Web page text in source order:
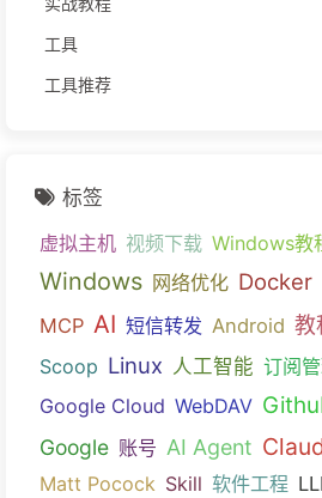
工具
工具推荐
标签
虚拟主机 视频下载 Windows教
Windows 网络优化 Docker
MCP AI 短信转发 Android 教
Scoop Linux 人工智能 订阅
Google Cloud WebDAV
Google 账号 AI Agent
Matt Pocock Skill 软件工程